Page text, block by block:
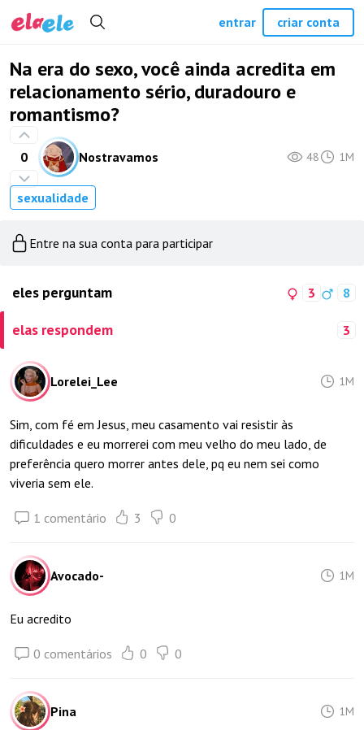
Na era do sexo, você ainda acredita em
relacionamento sério, duradouro e
romantismo?
0 Nostravamos 48 1M
sexualidade
Entre na sua conta para participar
eles perguntam 3 8
elas respondem 3
Lorelei_Lee 1M
Sim, com fé em Jesus, meu casamento vai resistir às
dificuldades e eu morrerei com meu velho do meu lado, de
preferência quero morrer antes dele, pq eu nem sei como
viveria sem ele.
1 comentário 3 0
Avocado- 1M
Eu acredito
0 comentários 0 0
Pina 1M
entrar criar conta